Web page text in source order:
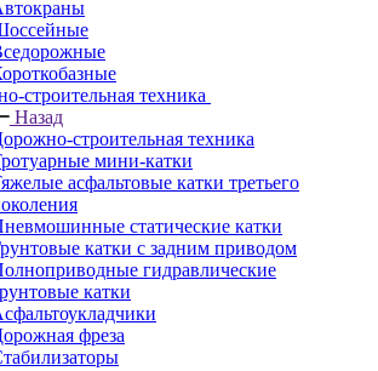
строительная техника
Назад
строительная техника
мини-катки
асфальтовые катки третьего
статические катки
катки с задним приводом
гидравлические
катки
фреза